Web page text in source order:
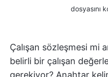
dosyasını
Çalışan sözleşmesi mi
belirli bir çalışan
gerekiyor? Anahtar